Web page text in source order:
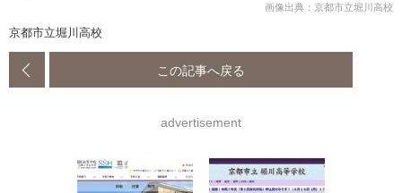
画像出典：京都市立堀川高校
京都市立堀川高校
この記事へ戻る
advertisement